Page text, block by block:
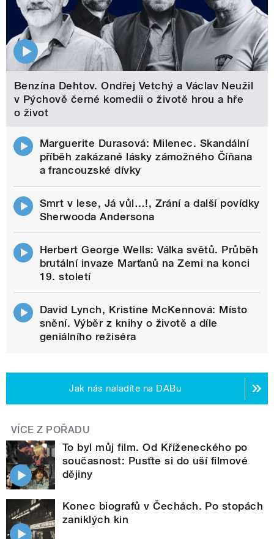
Benzína Dehtov. Ondřej Vetchý a Václav Neužil
v Pýchově černé komedii o životě hrou a hře
o život
Marguerite Durasová: Milenec. Skandální
příběh zakázané lásky zámožného Číňana
a francouzské dívky
Smrt v lese, Já vůl…!, Zrání a další povídky
Sherwooda Andersona
Herbert George Wells: Válka světů. Průběh
brutální invaze Marťanů na Zemi na konci
19. století
David Lynch, Kristine McKennová: Místo
snění. Výběr z knihy o životě a díle
geniálního režiséra
Jak nás naladíte na DABu
VÍCE Z POŘADU
To byl můj film. Od Kříženeckého po
současnost: Pusťte si do uší filmové
dějiny
Konec biografů v Čechách. Po stopách
zaniklých kin